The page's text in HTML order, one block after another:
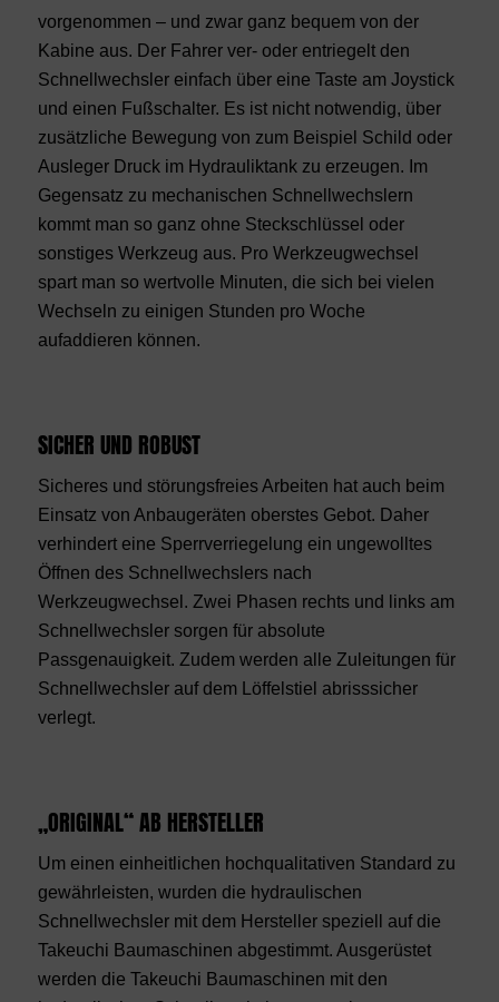
vorgenommen – und zwar ganz bequem von der
Kabine aus. Der Fahrer ver- oder entriegelt den
Schnellwechsler einfach über eine Taste am Joystick
und einen Fußschalter. Es ist nicht notwendig, über
zusätzliche Bewegung von zum Beispiel Schild oder
Ausleger Druck im Hydrauliktank zu erzeugen. Im
Gegensatz zu mechanischen Schnellwechslern
kommt man so ganz ohne Steckschlüssel oder
sonstiges Werkzeug aus. Pro Werkzeugwechsel
spart man so wertvolle Minuten, die sich bei vielen
Wechseln zu einigen Stunden pro Woche
aufaddieren können.
SICHER UND ROBUST
Sicheres und störungsfreies Arbeiten hat auch beim
Einsatz von Anbaugeräten oberstes Gebot. Daher
verhindert eine Sperrverriegelung ein ungewolltes
Öffnen des Schnellwechslers nach
Werkzeugwechsel. Zwei Phasen rechts und links am
Schnellwechsler sorgen für absolute
Passgenauigkeit. Zudem werden alle Zuleitungen für
Schnellwechsler auf dem Löffelstiel abrisssicher
verlegt.
„ORIGINAL“ AB HERSTELLER
Um einen einheitlichen hochqualitativen Standard zu
gewährleisten, wurden die hydraulischen
Schnellwechsler mit dem Hersteller speziell auf die
Takeuchi Baumaschinen abgestimmt. Ausgerüstet
werden die Takeuchi Baumaschinen mit den